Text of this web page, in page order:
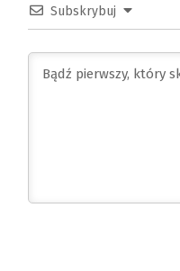
Subskrybuj